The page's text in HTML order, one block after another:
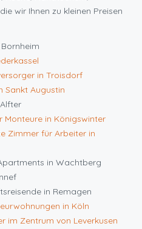
wir Ihnen zu kleinen Preisen
in Troisdorf
Sankt Augustin
Monteure in Königswinter
Zimmer für Arbeiter in
in Wachtberg
in Remagen
in Köln
im Zentrum von Leverkusen